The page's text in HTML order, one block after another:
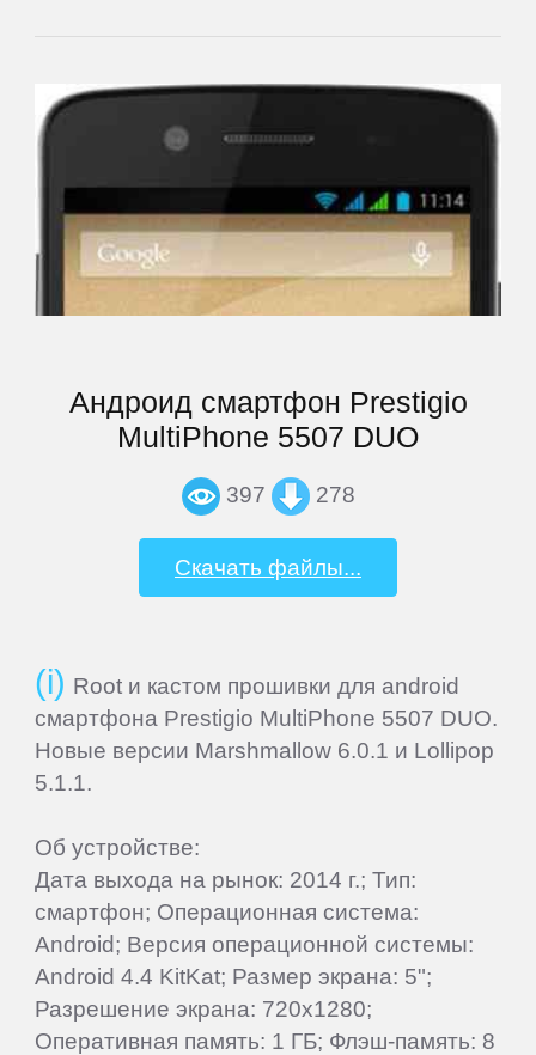
Андроид смартфон Prestigio
MultiPhone 5507 DUO
397 278
Скачать файлы...
Root и кастом прошивки для android
смартфона Prestigio MultiPhone 5507 DUO.
Новые версии Marshmallow 6.0.1 и Lollipop
5.1.1.
Об устройстве:
Дата выхода на рынок: 2014 г.; Тип:
смартфон; Операционная система:
Android; Версия операционной системы:
Android 4.4 KitKat; Размер экрана: 5";
Разрешение экрана: 720x1280;
Оперативная память: 1 ГБ; Флэш-память: 8
QUMO
Ritmix
Roadmax
SHIRU
Smarty
Sony
Starway
Sunlink